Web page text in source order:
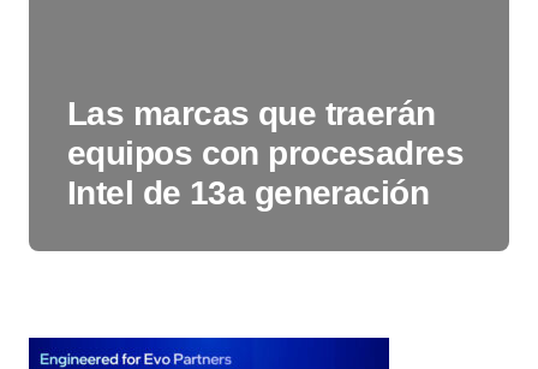
Las marcas que traerán
equipos con procesadres
Intel de 13a generación